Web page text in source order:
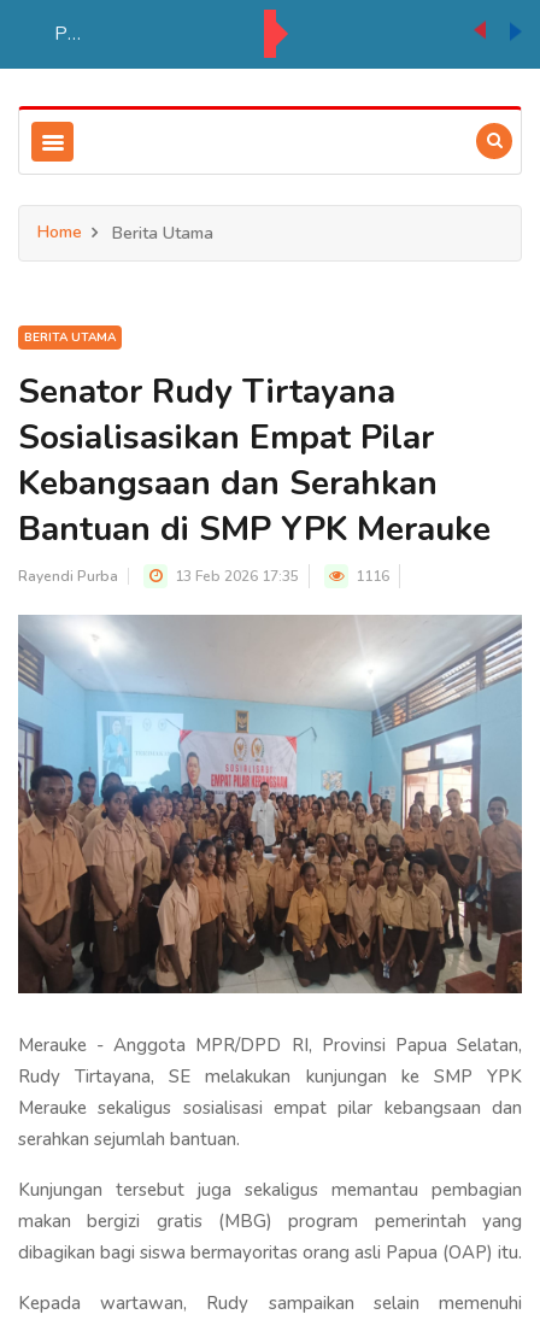
Home Berita Utama
BERITA UTAMA
Senator Rudy Tirtayana
Sosialisasikan Empat Pilar
Kebangsaan dan Serahkan
Bantuan di SMP YPK Merauke
Rayendi Purba 13 Feb 2026 17:35 1116
Merauke - Anggota MPR/DPD RI, Provinsi Papua Selatan,
Rudy Tirtayana, SE melakukan kunjungan ke SMP YPK
Merauke sekaligus sosialisasi empat pilar kebangsaan dan
serahkan sejumlah bantuan.
Kunjungan tersebut juga sekaligus memantau pembagian
makan bergizi gratis (MBG) program pemerintah yang
dibagikan bagi siswa bermayoritas orang asli Papua (OAP) itu.
Kepada wartawan, Rudy sampaikan selain memenuhi